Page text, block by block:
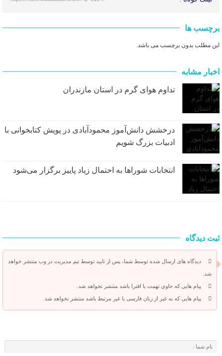
برچسب ها
این مطلب بدون برچسب می باشد.
اخبار مشابه
تداوم هوای گرم در استان مازندران
درخشش دانش‌آموز محمودآبادی در پویش کتابخوانی با
ادبیات بزرگ شویم
انتخابات شوراها به احتمال زیاد پاییز برگزار می‌شود
ثبت دیدگاه
دیدگاه های ارسال شده توسط شما، پس از تایید توسط تیم مدیریت در وب منتشر خواهد
شد.
پیام هایی که حاوی تهمت یا افترا باشد منتشر نخواهد شد.
پیام هایی که به غیر از زبان فارسی یا غیر مرتبط باشد منتشر نخواهد شد.